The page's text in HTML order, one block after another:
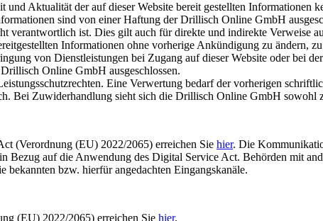
Aktualität der auf dieser Website bereit gestellten Informationen
sind von einer Haftung der Drillisch Online GmbH
ist. Dies gilt auch für direkte und indirekte Verweise
Informationen ohne vorherige Ankündigung zu ändern,
von Dienstleistungen bei Zugang auf dieser Website oder bei
Online GmbH ausgeschlossen.
Eine Verwertung bedarf der vorherigen
Bei Zuwiderhandlung sieht sich die Drillisch Online GmbH
(Verordnung (EU) 2022/2065) erreichen Sie hier. Die
auf die Anwendung des Digital Service Act. Behörden mit
bzw. hierfür angedachten Eingangskanäle.
(EU) 2022/2065) erreichen Sie hier.